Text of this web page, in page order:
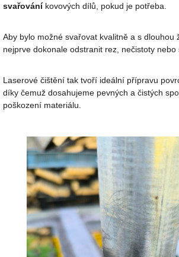
svařováníkovových dílů, pokud je potřeba.
Aby bylo možné svařovat kvalitně a s dlouhou
nejprve dokonale odstranit rez, nečistoty nebo
Laserové čištění tak tvoří ideální přípravu
díky čemuž dosahujeme pevných a čistých
poškození materiálu.